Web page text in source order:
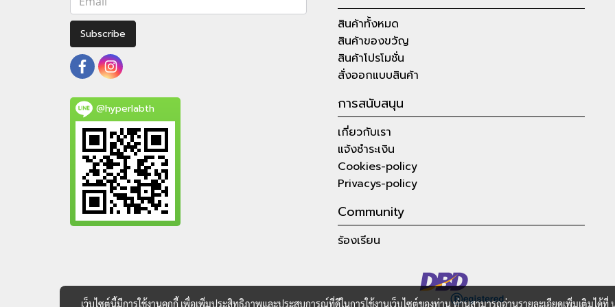
Subscribe
@hyperlabth
สินค้าทั้งหมด
สินค้าของขวัญ
สินค้าโปรโมชั่น
สั่งออกแบบสินค้า
การสนับสนุน
เกี่ยวกับเรา
แจ้งชำระเงิน
Cookies-policy
Privacys-policy
Community
ร้องเรียน
เว็บไซต์นี้มีการใช้งานคุกกี้ เพื่อเพิ่มประสิทธิภาพและประสบการณ์ที่ดีในการใช้งานเว็บไซต์ของท่าน ท่านสามารถอ่านรายละเอียดเพิ่มเติมได้ที่